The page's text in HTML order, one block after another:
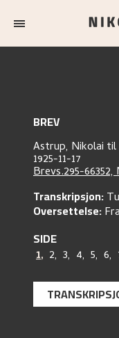
BREV
Astrup, Nikolai til
1925-11-17
Brevs.295-
Transkripsjon:
Oversettelse:
SIDE
1, 2, 3, 4, 5, 6,